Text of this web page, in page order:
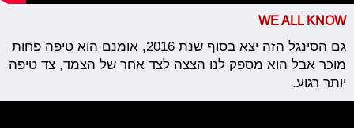
WE ALL KNOW
גם הסינגל הזה יצא בסוף שנת 2016, אומנם הוא טיפה פחות
מוכר אבל הוא מספק לנו הצצה לצד אחר של הצמד, צד טיפה
יותר רגוע.